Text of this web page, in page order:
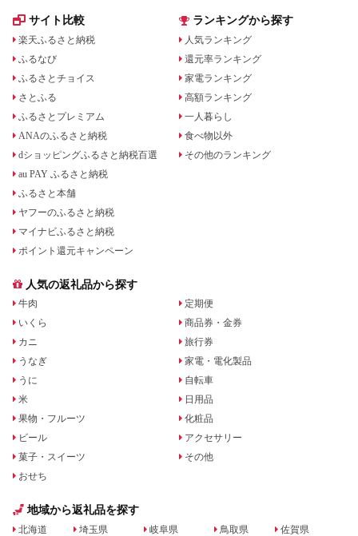
サイト比較
楽天ふるさと納税
ふるなび
ふるさとチョイス
さとふる
ふるさとプレミアム
ANAのふるさと納税
dショッピングふるさと納税百選
au PAY ふるさと納税
ふるさと本舗
ヤフーのふるさと納税
マイナビふるさと納税
ポイント還元キャンペーン
ランキングから探す
人気ランキング
還元率ランキング
家電ランキング
高額ランキング
一人暮らし
食べ物以外
その他のランキング
人気の返礼品から探す
牛肉
いくら
カニ
うなぎ
うに
米
果物・フルーツ
ビール
菓子・スイーツ
おせち
定期便
商品券・金券
旅行券
家電・電化製品
自転車
日用品
化粧品
アクセサリー
その他
地域から返礼品を探す
北海道 埼玉県 岐阜県 鳥取県 佐賀県